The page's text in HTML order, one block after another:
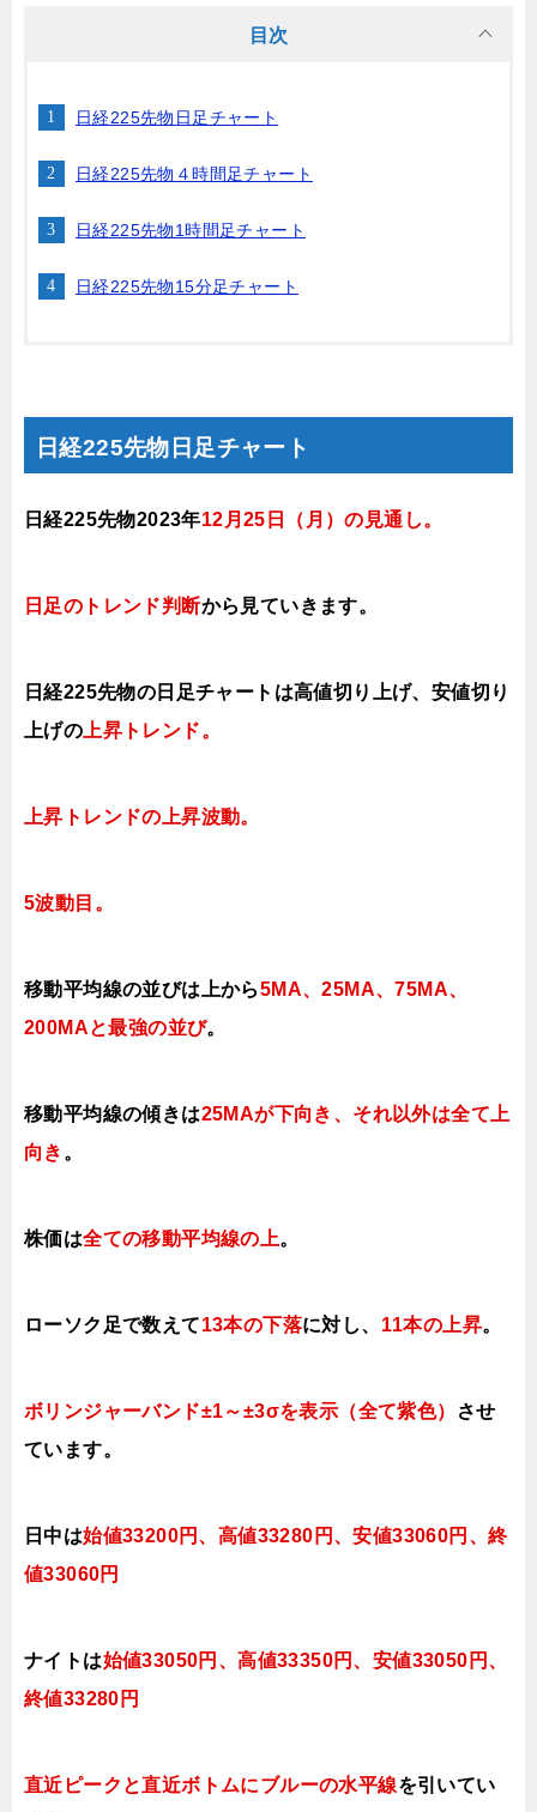
目次
日経225先物日足チャート
日経225先物４時間足チャート
日経225先物1時間足チャート
日経225先物15分足チャート
日経225先物日足チャート
日経225先物2023年12月25日 （月 ）の見通し。
日足のトレンド判断から見ていきます。
日経225先物の日足チャートは高値切り上げ、安値切り
上げの 上昇トレンド。
上昇トレンドの上昇波動。
5波動目。
移動平均線の並びは上から5MA、25MA、75MA、
200MAと最強の並び。
移動平均線の傾きは25MAが下向き、それ以外は全て上
向き 。
株価は全ての移動平均線の上。
ローソク足で数えて13本の下落に対し、 11本の上昇。
ボリンジャーバンド±1～±3σを表示（全て紫色）
させ
ています。
日中は始値33200円、高値33280円、安値33060円、終
値33060円
ナイトは始値33050円、高値33350円、安値33050 円、
終値33280 円
直近ピークと直近ボトムにブルーの水平線を引いてい